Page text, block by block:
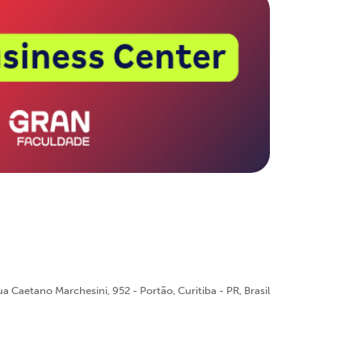
Caetano Marchesini, 952 - Portão, Curitiba - PR, Brasil